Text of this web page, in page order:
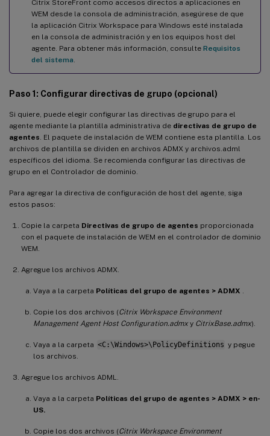
Citrix StoreFront como accesos directos a aplicaciones en
WEM desde la consola de administración, asegúrese de que
la aplicación Citrix Workspace para Windows esté instalada
en la consola de administración y en los equipos host del
agente. Para obtener más información, consulte Requisitos
del sistema
Paso 1: Configurar directivas de grupo (opcional)
Si quiere, puede elegir configurar las directivas de grupo para el
agente mediante la plantilla administrativa de directivas de grupo de
agentes . El paquete de instalación de WEM contiene esta plantilla. Los
archivos de plantilla se dividen en archivos ADMX y archivos.adml
específicos del idioma. Se recomienda configurar las directivas de
grupo en el Controlador de dominio.
Para agregar la directiva de configuración de host del agente, siga
estos pasos:
Copie la carpeta Directivas de grupo de agentes proporcionada
con el paquete de instalación de WEM en el controlador de dominio
WEM.
Agregue los archivos ADMX.
Vaya a la carpeta Políticas del grupo de agentes > ADMX
Copie los dos archivos (Citrix Workspace Environment
Management Agent Host Configuration.admx y CitrixBase.admx).
Vaya a la carpeta <C:\Windows>\PolicyDefinitions y pegue
los archivos.
Agregue los archivos ADML.
Vaya a la carpeta Políticas del grupo de agentes > ADMX > en-
US.
Copie los dos archivos (Citrix Workspace Environment